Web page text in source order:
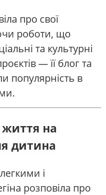
про свої
роботи, що
та культурні
— її блог та
популярність в
життя на
дитина
і
розповіла про